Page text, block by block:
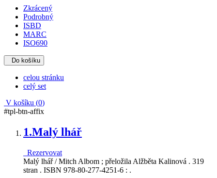
Zkrácený
Podrobný
ISBD
MARC
ISO690
Do košíku
celou stránku
celý set
V košíku (0)
#tpl-btn-affix
1.Malý lhář
Rezervovat
Malý lhář / Mitch Albom ; přeložila Alžběta Kalinová . 319
stran . ISBN 978-80-277-4251-6 : .